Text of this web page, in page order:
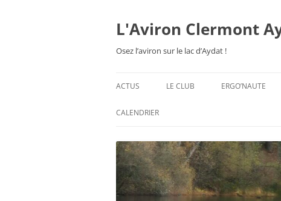
L'Aviron Clermont
Osez l’aviron sur le lac d’Aydat !
ACTUS LE CLUB
ESPACE ADHÉSION
TARIFS 2026-27
ERGO’NAUTE
CALENDRIER